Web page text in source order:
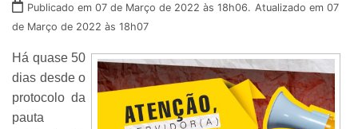
Publicado em 07 de Março de 2022 às 18h06. Atualizado em 07
de Março de 2022 às 18h07
Há quase 50
dias desde o
protocolo da
pauta